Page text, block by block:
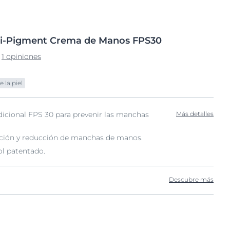
Pigment Crema de Manos FPS30
1 opiniones
la piel
FPS 30 para prevenir las manchas
y reducción de manchas de manos.
patentado.
Más detalles
Descubre más